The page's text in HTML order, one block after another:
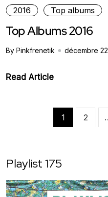
2016 Top albums
Top Albums 2016
By Pinkfrenetik décembre
Read Article
1 2
Playlist 175